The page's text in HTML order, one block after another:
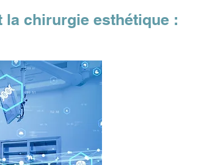
la chirurgie esthétique :